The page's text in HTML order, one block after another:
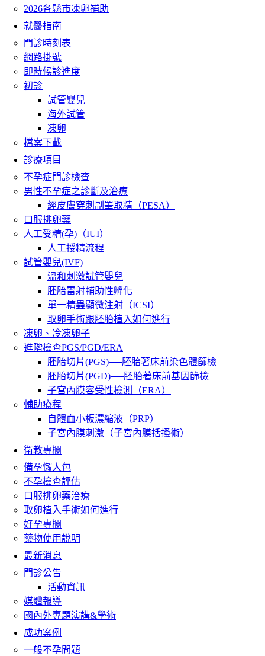
2026各縣市凍卵補助
就醫指南
門診時刻表
網路掛號
即時候診進度
初診
試管嬰兒
海外試管
凍卵
檔案下載
診療項目
不孕症門診檢查
男性不孕症之診斷及治療
經皮膚穿刺副睪取精（PESA）
口服排卵藥
人工受精(孕)（IUI）
人工授精流程
試管嬰兒(IVF)
溫和刺激試管嬰兒
胚胎雷射輔助性孵化
單一精蟲顯微注射（ICSI）
取卵手術跟胚胎植入如何進行
凍卵、冷凍卵子
進階檢查PGS/PGD/ERA
胚胎切片(PGS)──胚胎著床前染色體篩檢
胚胎切片(PGD)──胚胎著床前基因篩檢
子宮內膜容受性檢測（ERA）
輔助療程
自體血小板濃縮液（PRP）
子宮內膜刺激（子宮內膜括搔術）
衛教專欄
備孕懶人包
不孕檢查評估
口服排卵藥治療
取卵植入手術如何進行
好孕專欄
藥物使用說明
最新消息
門診公告
活動資訊
媒體報導
國內外專題演講&學術
成功案例
一般不孕問題